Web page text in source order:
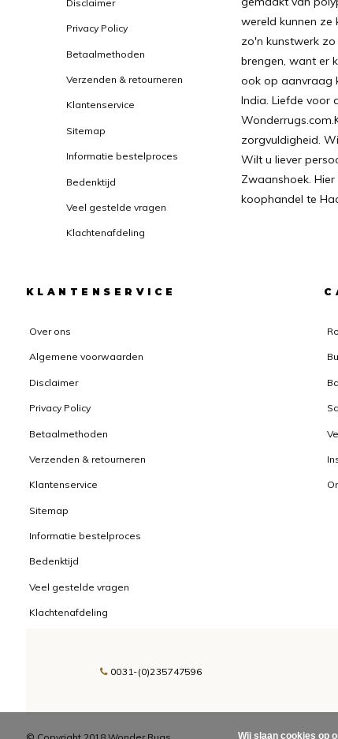
Disclaimer
Privacy Policy
Betaalmethoden
Verzenden & retourneren
Klantenservice
Sitemap
Informatie bestelproces
Bedenktijd
Veel gestelde vragen
Klachtenafdeling
wereld kunnen
zo'n kunstwerk
brengen, want er
ook op aanvraag
India. Liefde voor
zorgvuldigheid.
Wilt u liever
Zwaanshoek.
koophandel te
KLANTENSERVICE
Over ons
Algemene voorwaarden
Disclaimer
Privacy Policy
Betaalmethoden
Verzenden & retourneren
Klantenservice
Sitemap
Informatie bestelproces
Bedenktijd
Veel gestelde vragen
Klachtenafdeling
0031-(0)235747596
Wij slaan cookies op